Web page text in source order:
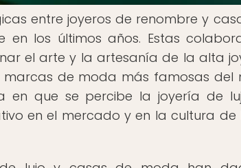
entre joyeros de renombre y
los últimos años. Estas
el arte y la artesanía de la alta
de moda más famosas del
en que se percibe la joyería de
en el mercado y en la cultura